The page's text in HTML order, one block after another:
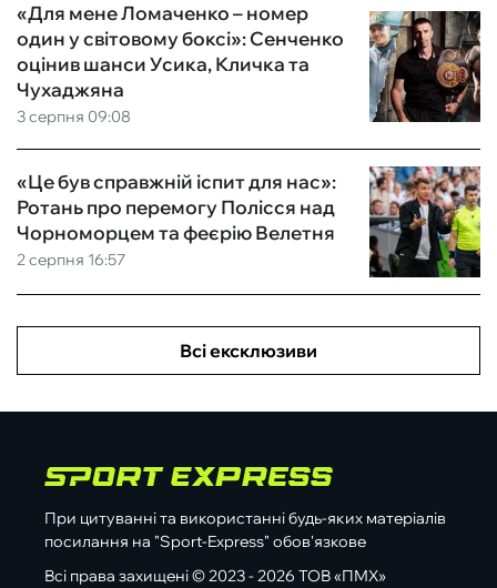
3 серпня 09:08
«Для мене Ломаченко – номер
один у світовому боксі»: Сенченко
оцінив шанси Усика, Кличка та
Чухаджяна
2 серпня 16:57
«Це був справжній іспит для нас»:
Ротань про перемогу Полісся над
Чорноморцем та феєрію Велетня
Всі ексклюзиви
При цитуванні та використанні будь-яких матеріалів
посилання на "Sport-Express" обов'язкове
Всі права захищені © 2023 - 2026 ТОВ «ПМХ»